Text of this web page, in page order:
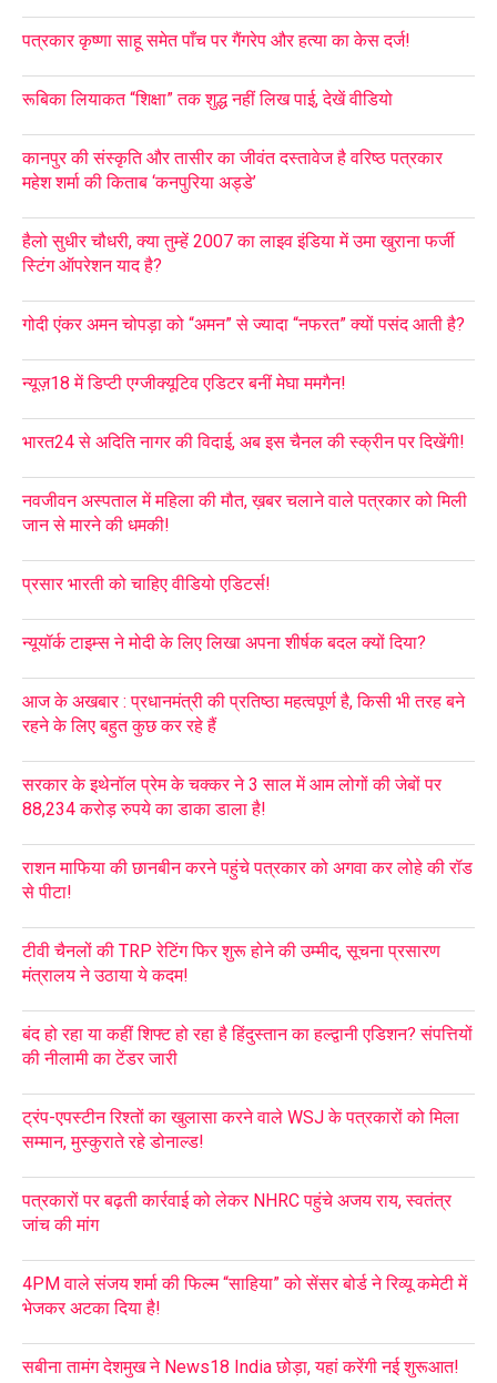
पत्रकार कृष्णा साहू समेत पाँच पर गैंगरेप और हत्या का केस दर्ज!
रूबिका लियाकत “शिक्षा” तक शुद्ध नहीं लिख पाई, देखें वीडियो
कानपुर की संस्कृति और तासीर का जीवंत दस्तावेज है वरिष्ठ पत्रकार
महेश शर्मा की किताब ‘कनपुरिया अड्डे’
हैलो सुधीर चौधरी, क्या तुम्हें 2007 का लाइव इंडिया में उमा खुराना फर्जी
स्टिंग ऑपरेशन याद है?
गोदी एंकर अमन चोपड़ा को “अमन” से ज्यादा “नफरत” क्यों पसंद आती है?
न्यूज़18 में डिप्टी एग्जीक्यूटिव एडिटर बनीं मेघा ममगैन!
भारत24 से अदिति नागर की विदाई, अब इस चैनल की स्क्रीन पर दिखेंगी!
नवजीवन अस्पताल में महिला की मौत, ख़बर चलाने वाले पत्रकार को मिली
जान से मारने की धमकी!
प्रसार भारती को चाहिए वीडियो एडिटर्स!
न्यूयॉर्क टाइम्स ने मोदी के लिए लिखा अपना शीर्षक बदल क्यों दिया?
आज के अखबार : प्रधानमंत्री की प्रतिष्ठा महत्वपूर्ण है, किसी भी तरह बने
रहने के लिए बहुत कुछ कर रहे हैं
सरकार के इथेनॉल प्रेम के चक्कर ने 3 साल में आम लोगों की जेबों पर
88,234 करोड़ रुपये का डाका डाला है!
राशन माफिया की छानबीन करने पहुंचे पत्रकार को अगवा कर लोहे की रॉड
से पीटा!
टीवी चैनलों की TRP रेटिंग फिर शुरू होने की उम्मीद, सूचना प्रसारण
मंत्रालय ने उठाया ये कदम!
बंद हो रहा या कहीं शिफ्ट हो रहा है हिंदुस्तान का हल्द्वानी एडिशन? संपत्तियों
की नीलामी का टेंडर जारी
ट्रंप-एपस्टीन रिश्तों का खुलासा करने वाले WSJ के पत्रकारों को मिला
सम्मान, मुस्कुराते रहे डोनाल्ड!
पत्रकारों पर बढ़ती कार्रवाई को लेकर NHRC पहुंचे अजय राय, स्वतंत्र
जांच की मांग
4PM वाले संजय शर्मा की फिल्म “साहिया” को सेंसर बोर्ड ने रिव्यू कमेटी में
भेजकर अटका दिया है!
सबीना तामंग देशमुख ने News18 India छोड़ा, यहां करेंगी नई शुरूआत!